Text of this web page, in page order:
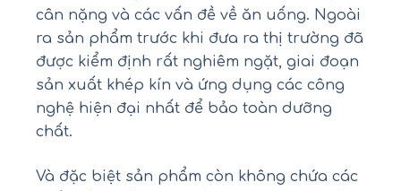
cân nặng và các vấn đề về ăn uống. Ngoài
ra sản phẩm trước khi đưa ra thị trường đã
được kiểm định rất nghiêm ngặt, giai đoạn
sản xuất khép kín và ứng dụng các công
nghệ hiện đại nhất để bảo toàn dưỡng
chất.
Và đặc biệt sản phẩm còn không chứa các